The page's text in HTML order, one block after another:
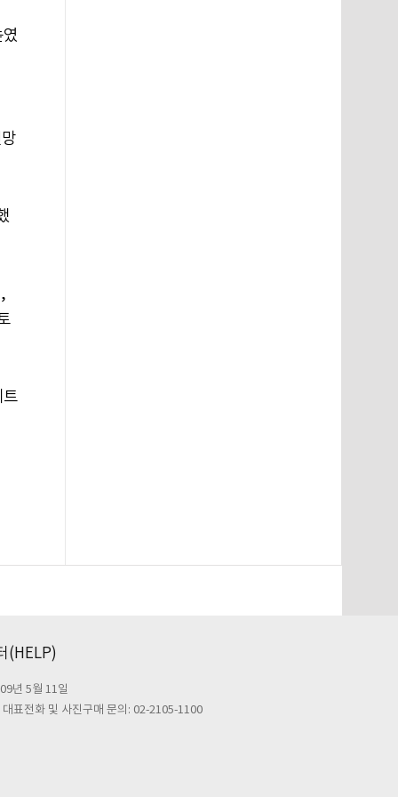
트
(HELP)
년 5월 11일
대표전화 및 사진구매 문의: 02-2105-1100